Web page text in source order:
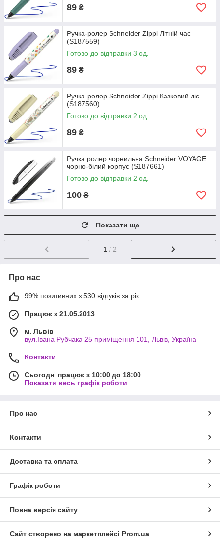
89 ₴
Ручка-ролер Schneider Zippi Літній час
(S187559)
Готово до відправки 3 од.
89 ₴
Ручка-ролер Schneider Zippi Казковий ліс
(S187560)
Готово до відправки 2 од.
89 ₴
Ручка ролер чорнильна Schneider VOYAGE
чорно-білий корпус (S187661)
Готово до відправки 2 од.
100 ₴
Показати ще
1 / 2
Про нас
99% позитивних з 530 відгуків за рік
Працює з 21.05.2013
м. Львів
вул.Івана Рубчака 25 приміщення 101, Львів, Україна
Контакти
Сьогодні працює з 10:00 до 18:00
Показати весь графік роботи
Про нас
Контакти
Доставка та оплата
Графік роботи
Повна версія сайту
Сайт створено на маркетплейсі Prom.ua